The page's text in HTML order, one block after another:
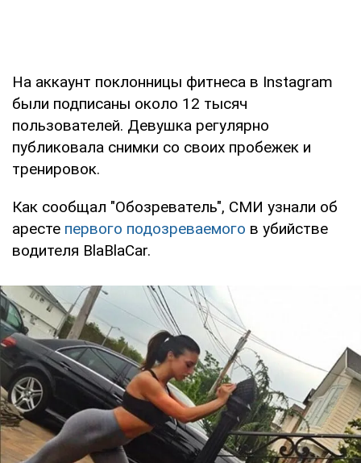
На аккаунт поклонницы фитнеса в Instagram
были подписаны около 12 тысяч
пользователей. Девушка регулярно
публиковала снимки со своих пробежек и
тренировок.
Как сообщал "Обозреватель", СМИ узнали об
аресте первого подозреваемого в убийстве
водителя BlaBlaCar.